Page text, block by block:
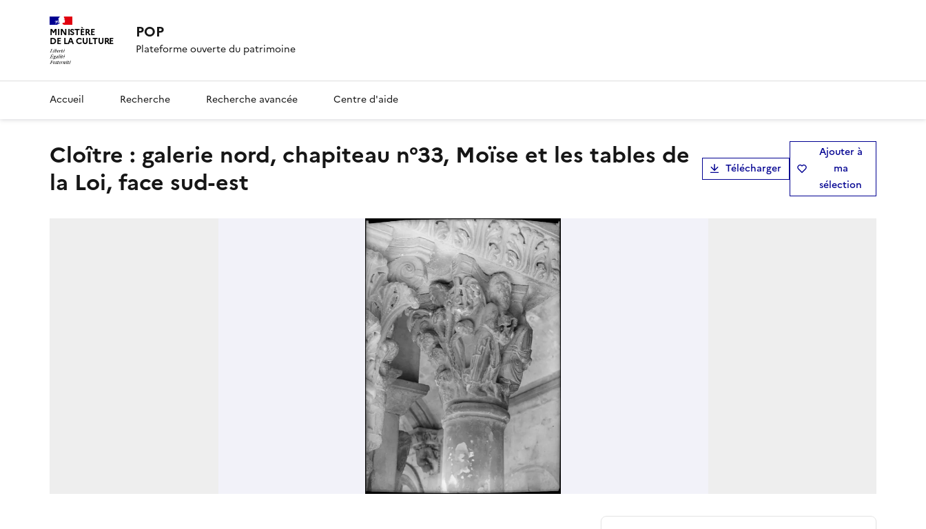
MINISTÈRE
DE LA CULTURE POP
Plateforme ouverte du patrimoine
Accueil Recherche Recherche avancée Centre d'aide
Cloître : galerie nord, chapiteau n°33, Moïse et les tables de
la Loi, face sud-est
Télécharger
Ajouter à
ma
sélection